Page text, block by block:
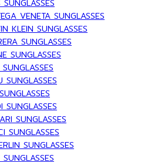
SUNGLASSES
VENETA SUNGLASSES
KLEIN SUNGLASSES
SUNGLASSES
SUNGLASSES
SUNGLASSES
SUNGLASSES
SUNGLASSES
SUNGLASSES
SUNGLASSES